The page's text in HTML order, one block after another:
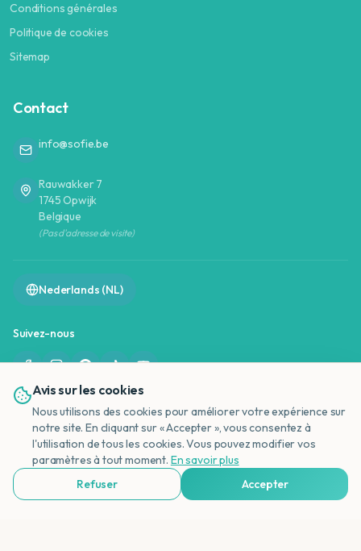
Conditions générales
Politique de cookies
Sitemap
Contact
info@sofie.be
Rauwakker 7
1745 Opwijk
Belgique
(Pas d'adresse de visite)
Nederlands (NL)
Suivez-nous
OffreVacances.be - Sofie De Valck | TVA : BE0823170308
Tous droits réservés. Ce site est purement informatif et ne vend pas de
voyages.
Avis sur les cookies
Nous utilisons des cookies pour améliorer votre expérience sur
notre site. En cliquant sur « Accepter », vous consentez à
l'utilisation de tous les cookies. Vous pouvez modifier vos
paramètres à tout moment. En savoir plus
Refuser
Accepter
Voir Agences de Voyages & Organisations